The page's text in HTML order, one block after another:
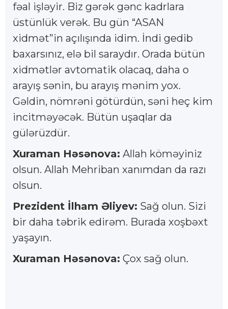
fəal işləyir. Biz gərək gənc kadrlara
üstünlük verək. Bu gün “ASAN
xidmət”in açılışında idim. İndi gedib
baxarsınız, elə bil saraydır. Orada bütün
xidmətlər avtomatik olacaq, daha o
arayış sənin, bu arayış mənim yox.
Gəldin, nömrəni götürdün, səni heç kim
incitməyəcək. Bütün uşaqlar da
gülərüzdür.
Xuraman Həsənova: Allah köməyiniz
olsun. Allah Mehriban xanımdan da razı
olsun.
Prezident İlham Əliyev: Sağ olun. Sizi
bir daha təbrik edirəm. Burada xoşbəxt
yaşayın.
Xuraman Həsənova: Çox sağ olun.